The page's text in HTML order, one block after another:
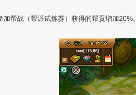
加帮战（帮派试炼赛）获得的帮贡增加20%。